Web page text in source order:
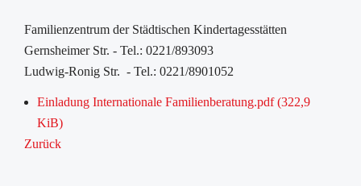
Familienzentrum der Städtischen Kindertagesstätten
Gernsheimer Str. - Tel.: 0221/893093
Ludwig-Ronig Str. - Tel.: 0221/8901052
Einladung Internationale Familienberatung.pdf(322,9
KiB)
Zurück